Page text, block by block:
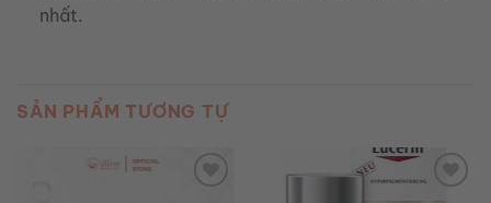
nhất.
SẢN PHẨM TƯƠNG TỰ